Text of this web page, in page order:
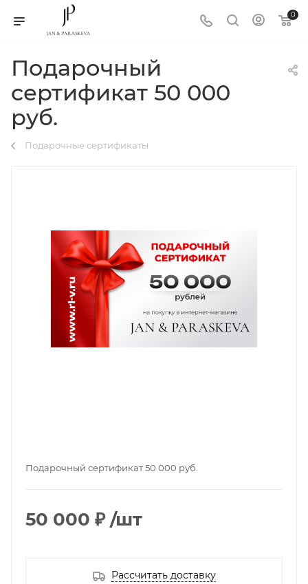
0
Подарочный
сертификат 50 000
руб.
Подарочные сертификаты
Подарочный сертификат 50 000 руб.
50 000 ₽ /шт
Рассчитать доставку